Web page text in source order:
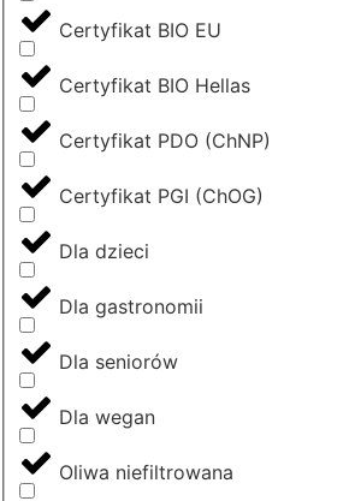
Certyfikat BIO EU
Certyfikat BIO Hellas
Certyfikat PDO (ChNP)
Certyfikat PGI (ChOG)
Dla dzieci
Dla gastronomii
Dla seniorów
Dla wegan
Oliwa niefiltrowana